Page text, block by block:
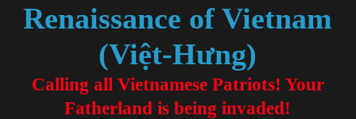
Renaissance of Vietnam
(Việt-Hưng)
Calling all Vietnamese Patriots! Your
Fatherland is being invaded!